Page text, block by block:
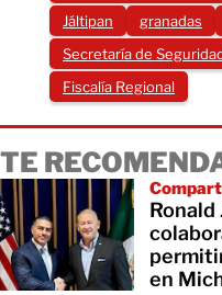
Jáltipan
granadas
Secretaría de
Fiscalía Regional
TE
Ronald
en